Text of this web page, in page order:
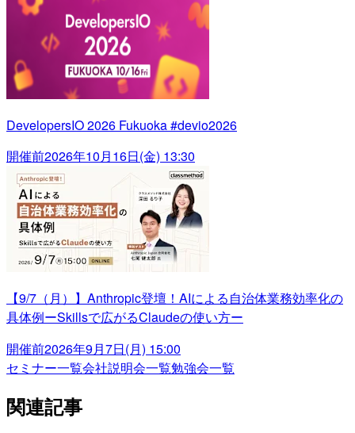
DevelopersIO 2026 Fukuoka #devio2026
開催前2026年10月16日(金) 13:30
【9/7（月）】Anthropic登壇！AIによる自治体業務効率化の
具体例ーSkillsで広がるClaudeの使い方ー
開催前2026年9月7日(月) 15:00
セミナー一覧会社説明会一覧勉強会一覧
関連記事